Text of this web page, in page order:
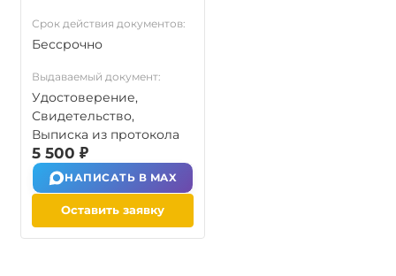
Срок действия документов:
Бессрочно
Выдаваемый документ:
Удостоверение,
Свидетельство,
Выписка из протокола
5 500 ₽
НАПИСАТЬ В MAX
Оставить заявку